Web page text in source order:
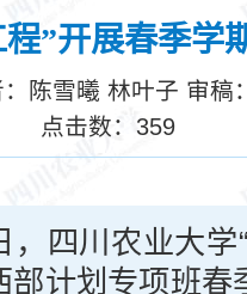
”开展春季学
陈雪曦 林叶子 审稿
点击数： 359
，四川农业大学
部计划专项班春